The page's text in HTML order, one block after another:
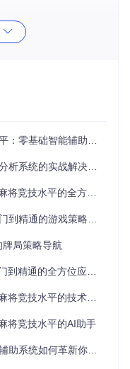
管理员身份运行，执
钟，取决于网络速度
常命名为
mortal.pt
：确保模型文件大小
智能辅助工具入门指南
系统的实战解决方案
水平的全方位解决方案
的游戏策略分析助手
局策略导航
通的全方位应用指南
竞技水平的技术方案
将竞技水平的AI助手
如何革新你的竞技思维